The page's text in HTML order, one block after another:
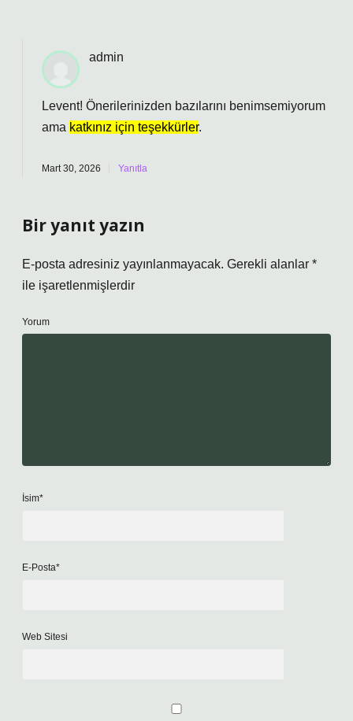
admin
Levent! Önerilerinizden bazılarını benimsemiyorum
ama katkınız için teşekkürler.
Mart 30, 2026 Yanıtla
Bir yanıt yazın
E-posta adresiniz yayınlanmayacak. Gerekli alanlar *
ile işaretlenmişlerdir
Yorum
İsim*
E-Posta*
Web Sitesi